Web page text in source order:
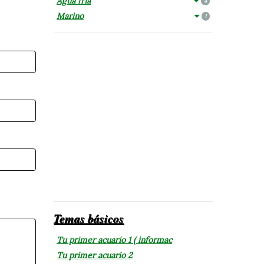
Marino 1
Temas básicos
Tu primer acuario 1 ( informac
Tu primer acuario 2